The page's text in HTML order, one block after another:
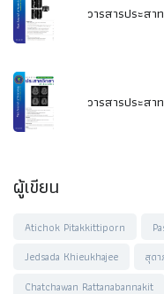
วารสารประสา
วารสารประสา
ผู้เขียน
Atichok Pitakkittiporn
Jedsada Khieukhajee
สุด
Chatchawan Rattanabannakit